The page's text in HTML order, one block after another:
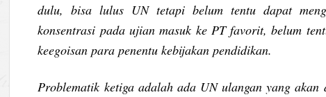
dulu, bisa lulus UN tetapi belum tentu dapat
konsentrasi pada ujian masuk ke PT favorit, belum
keegoisan para penentu kebijakan pendidikan.
Problematik ketiga adalah ada UN ulangan yang